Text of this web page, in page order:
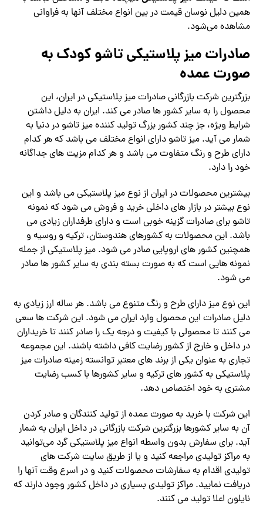
همین دلیل نوسان قیمت در بین انواع مختلف آنها به فراوانی
مشاهده می‌شود.
صادرات میز پلاستیکی تاشو کودک به
صورت عمده
بزرگترین شرکت بازرگانی صادرات میز پلاستیکی در ایران، این
محصول را به سایر کشور ها صادر می کند. ایران به دلیل داشتن
شرایط ویژه، جز چند کشور بزرگ تولید کننده میز تاشو در دنیا به
شمار می آید. میز تاشو دارای انواع مختلف می باشد که هر کدام
دارای طرح و رنگ متفاوت می باشد و هر کدام مزیت های جداگانه
خود را دارد.
بیشترین محصولات در ایران از نوع میز پلاستیکی می باشد و این
نوع بیشتر در بازار های داخلی خرید و فروش می شود که نمونه
تاشو برای صادرات گزینه خوبی است و دارای طرفداران زیادی می
باشد. این محصولات به کشورهای هندوستان، ترکیه و روسیه و
همچنین کشور های اروپایی صادر می شود. میز پلاستیکی از جمله
نمونه هایی است که به صورت بسته بندی به سایر کشور ها صادر
می شود.
این نوع میز دارای طرح و رنگ متنوع می باشد. هر ساله ارز زیادی به
دلیل صادرات این محصول وارد ایران می شود. این شرکت ها سعی
می کنند تا محصولی با کیفیت و درجه یک را صادر کنند تا خریداران
در داخل و خارج از کشور رضایت کافی داشته باشند. این مجموعه
تجاری به عنوان یکی از برند های معتبر توانسته زمینه صادرات میز
پلاستیکی به کشور های ترکیه و سایر کشورها با کسب رضایت
مشتری به خود اختصاص دهد.
این شرکت با خرید به صورت عمده از تولید کنندگان و صادر کردن
آن به سایر کشورها بزرگترین شرکت بازرگانی در داخل ایران به شمار
آید. برای سفارش بدون واسطه انواع میز پلاستیکی گرد می‌توانید
به مراکز تولیدی مراجعه کنید و یا از طریق سایت شرکت های
تولیدی اقدام به سفارشات محصولات کنید و در اسرع وقت آنها را
دریافت نمایید. مراکز تولیدی بسیاری در داخل کشور وجود دارند که
نایلون اعلا تولید می کنند.